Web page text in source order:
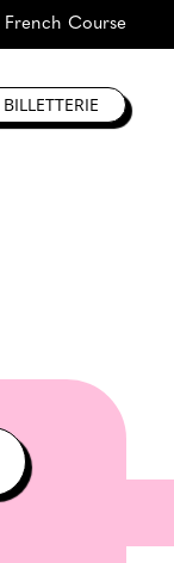
French Course
BILLETTERIE